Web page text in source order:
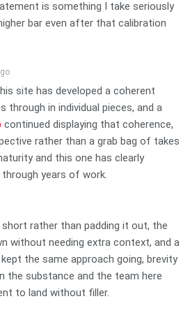
is something I take seriously
bar even after that calibration
site has developed a coherent
in individual pieces, and a
continued displaying that coherence,
rather than a grab bag of takes
and this one has clearly
years of work.
rather than padding it out, the
without needing extra context, and a
kept the same approach going, brevity
the substance and the team here
to land without filler.